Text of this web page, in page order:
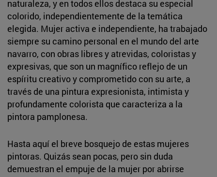
naturaleza, y en todos ellos destaca su especial
colorido, independientemente de la temática
elegida. Mujer activa e independiente, ha trabajado
siempre su camino personal en el mundo del arte
navarro, con obras libres y atrevidas, coloristas y
expresivas, que son un magnífico reflejo de un
espíritu creativo y comprometido con su arte, a
través de una pintura expresionista, intimista y
profundamente colorista que caracteriza a la
pintora pamplonesa.
Hasta aquí el breve bosquejo de estas mujeres
pintoras. Quizás sean pocas, pero sin duda
demuestran el empuje de la mujer por abrirse